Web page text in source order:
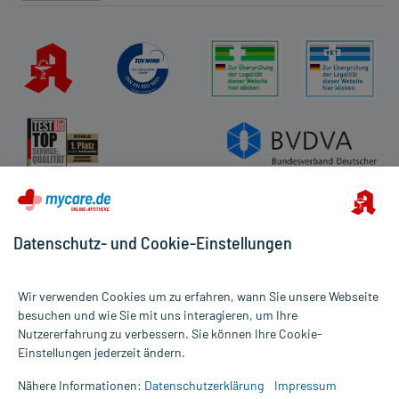
Alle Preise gelten inkl. MwSt., ggf. zzgl. Versandkosten
Informationen auf dieser Website werden ausschließlich für
die Untersuchung und Behandlung durch einen Arzt. Bitte
Datenschutz- und Cookie-Einstellungen
Wir verwenden Cookies um zu erfahren, wann Sie unsere Webseite
besuchen und wie Sie mit uns interagieren, um Ihre
Nutzererfahrung zu verbessern. Sie können Ihre Cookie-
Einstellungen jederzeit ändern.
Nähere Informationen: Datenschutzerklärung Impressum